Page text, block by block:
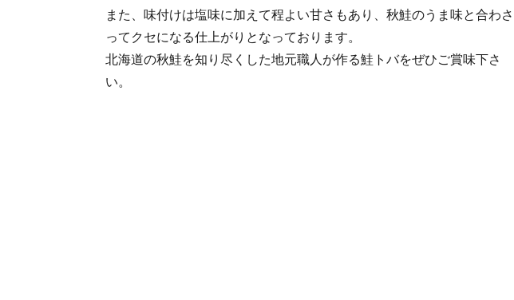
また、味付けは塩味に加えて程よい甘さもあり、秋鮭のうま味と合わさ
ってクセになる仕上がりとなっております。
北海道の秋鮭を知り尽くした地元職人が作る鮭トバをぜひご賞味下さ
い。